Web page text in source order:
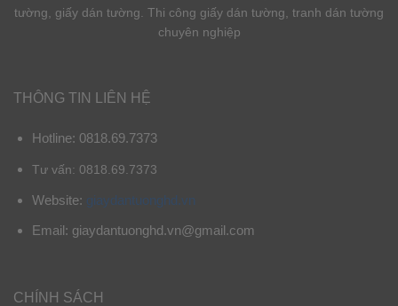
tường, giấy dán tường. Thi công giấy dán tường, tranh dán tường
chuyên nghiệp
THÔNG TIN LIÊN HỆ
Hotline: 0818.69.7373
Tư vấn: 0818.69.7373
Website: giaydantuonghd.vn
Email: giaydantuonghd.vn@gmail.com
CHÍNH SÁCH